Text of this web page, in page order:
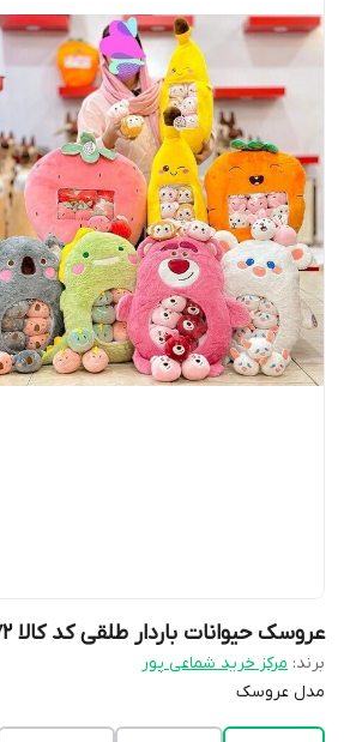
عروسک حیوانات باردار طلقی کد کالا ۸۱۷۲
برند: مرکز خرید شماعی پور
مدل عروسک